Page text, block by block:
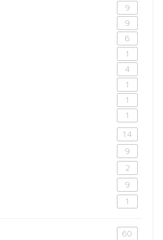
9
9
6
1
4
1
1
1
14
9
2
9
1
60